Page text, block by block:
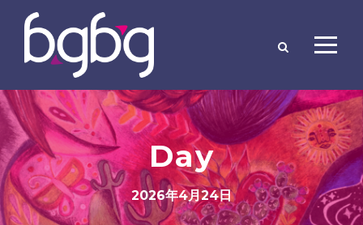
Day
2026年4月24日